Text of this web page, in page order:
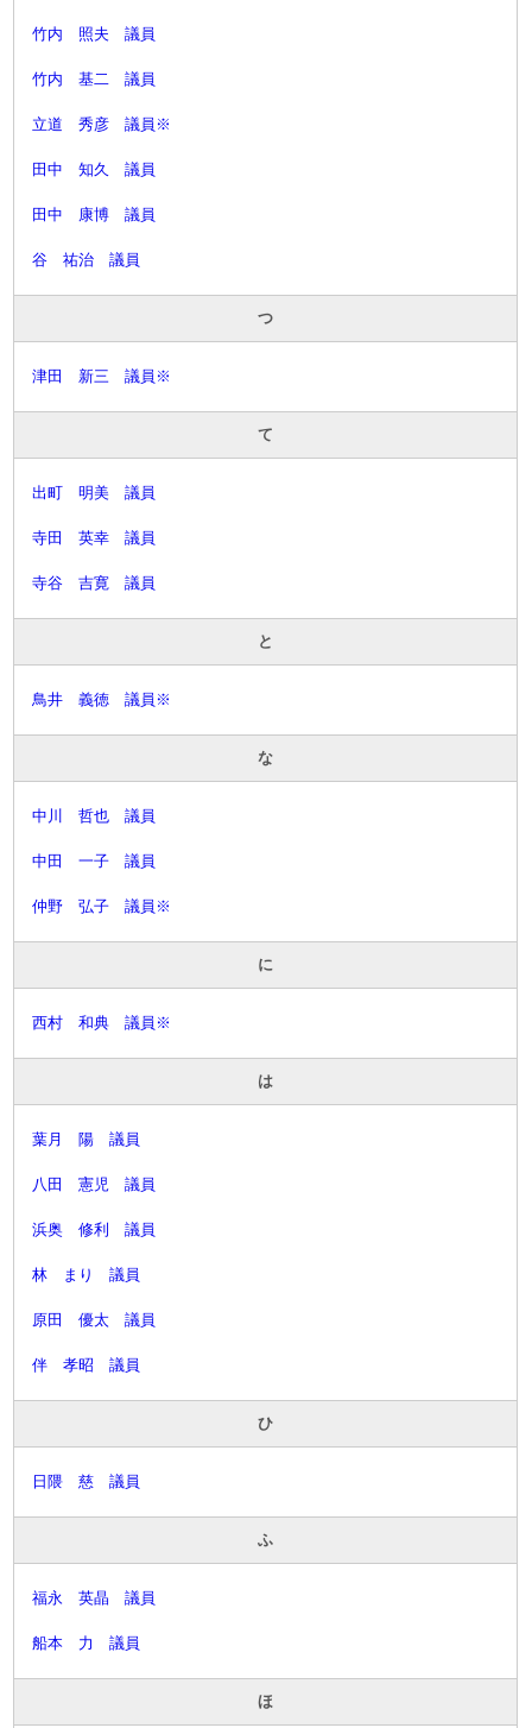
竹内 照夫 議員
竹内 基二 議員
立道 秀彦 議員※
田中 知久 議員
田中 康博 議員
谷 祐治 議員
つ
津田 新三 議員※
て
出町 明美 議員
寺田 英幸 議員
寺谷 吉寛 議員
と
鳥井 義徳 議員※
な
中川 哲也 議員
中田 一子 議員
仲野 弘子 議員※
に
西村 和典 議員※
は
葉月 陽 議員
八田 憲児 議員
浜奥 修利 議員
林 まり 議員
原田 優太 議員
伴 孝昭 議員
ひ
日隈 慈 議員
ふ
福永 英晶 議員
船本 力 議員
ほ